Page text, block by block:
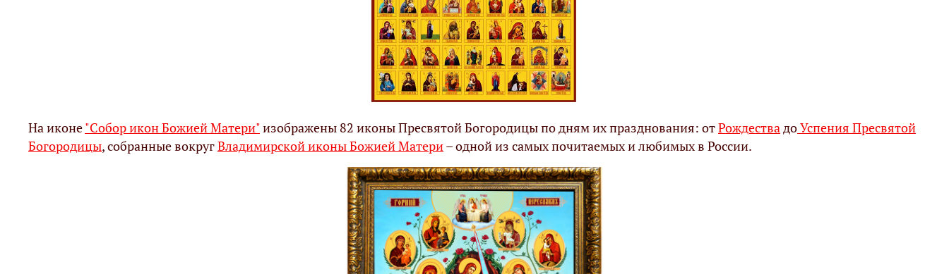
На иконе"Собор икон Божией Матери"изображены 82 иконы Пресвятой Богородицы по дням их празднования: отРождества доУспения Пресвятой
Богородицы, собранные вокругВладимирской иконы Божией Матери– одной из самых почитаемых и любимых в России.